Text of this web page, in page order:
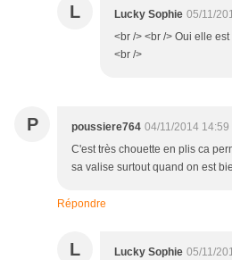
L Lucky Sophie 05/11/
<br /> <br /> Oui elle
<br />
P poussiere764 04/11/2014 14:59
C'est très chouette en plis ca
sa valise surtout quand on est
Répondre
L Lucky Sophie 05/11/